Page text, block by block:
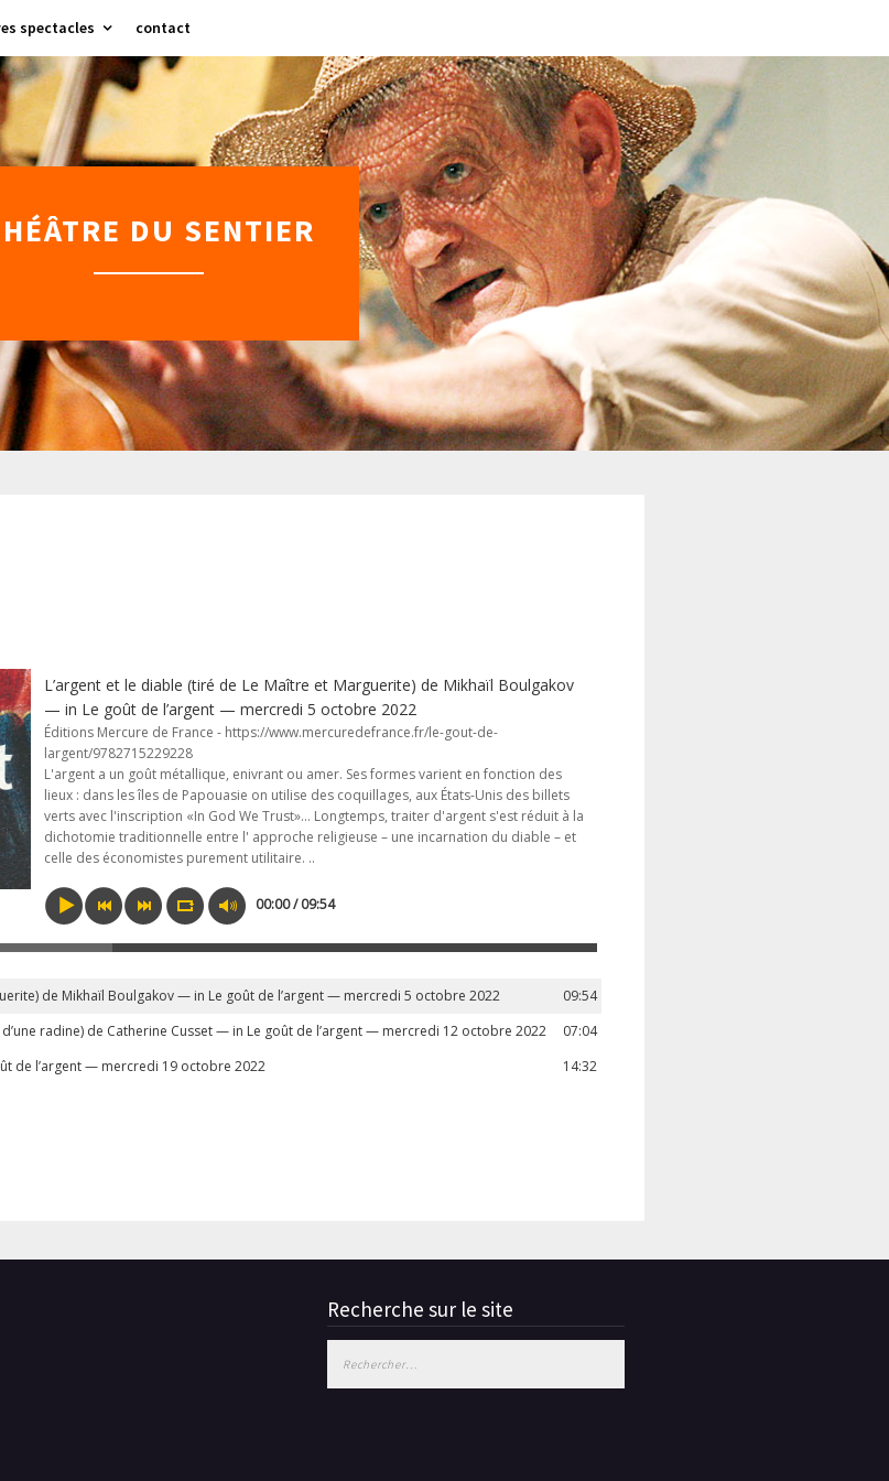
spectacles contact
DU SENTIER
L’argent et le diable (tiré de Le Maître et Marguerite) de Mikhaïl Boulgakov
— in Le goût de l’argent — mercredi 5 octobre 2022
Éditions Mercure de France - https://www.mercuredefrance.fr/le-gout-de-
largent/9782715229228
L'argent a un goût métallique, enivrant ou amer. Ses formes varient en fonction des
lieux : dans les îles de Papouasie on utilise des coquillages, aux États-Unis des billets
verts avec l'inscription «In God We Trust»... Longtemps, traiter d'argent s'est réduit à la
dichotomie traditionnelle entre l' approche religieuse – une incarnation du diable – et
celle des économistes purement utilitaire. ..
00:00 / 09:54
09:54
de Mikhaïl Boulgakov — in Le goût de l’argent — mercredi 5 octobre 2022
07:04
radine) de Catherine Cusset — in Le goût de l’argent — mercredi 12 octobre 2022
14:32
de l’argent — mercredi 19 octobre 2022
Recherche sur le site